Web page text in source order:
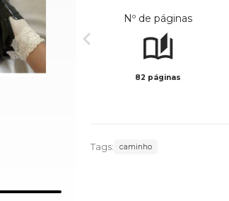
Nº de páginas
82 páginas
Tags: caminho